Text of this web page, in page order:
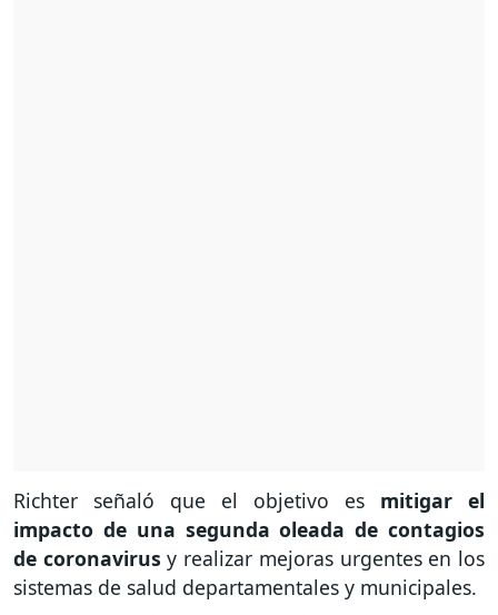
Richter señaló que el objetivo es mitigar el
impacto de una segunda oleada de contagios
de coronavirusy realizar mejoras urgentes en los
sistemas de salud departamentales y municipales.